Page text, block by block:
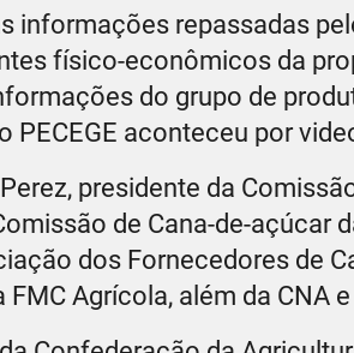
informações repassadas
físico-econômicos da
do grupo de
PECEGE aconteceu por
presidente da
de Cana-de-açúcar
dos Fornecedores de
Agrícola, além da CNA e